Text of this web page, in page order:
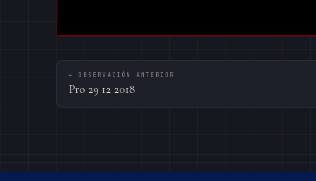
← OBSERVACIÓN ANTERIOR
Pro 29 12 2018